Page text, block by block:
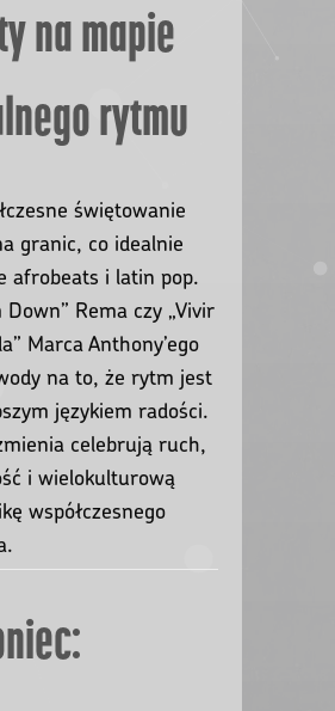
na mapie
rytmu
świętowanie
granic, co idealnie
afrobeats i latin pop.
Down” Rema czy „Vivir
Marca Anthony’ego
na to, że rytm jest
językiem radości.
celebrują ruch,
i wielokulturową
współczesnego